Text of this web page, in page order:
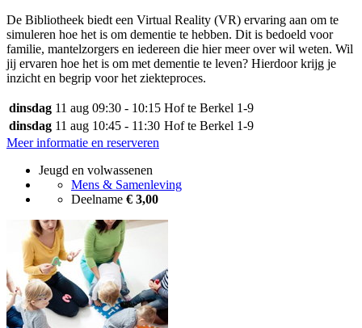
De Bibliotheek biedt een Virtual Reality (VR) ervaring aan om te
simuleren hoe het is om dementie te hebben. Dit is bedoeld voor
familie, mantelzorgers en iedereen die hier meer over wil weten. Wil
jij ervaren hoe het is om met dementie te leven? Hierdoor krijg je
inzicht en begrip voor het ziekteproces.
dinsdag 11 aug 09:30 - 10:15 Hof te Berkel 1-9
dinsdag 11 aug 10:45 - 11:30 Hof te Berkel 1-9
Meer informatie en reserveren
Jeugd en volwassenen
Mens & Samenleving
Deelname € 3,00